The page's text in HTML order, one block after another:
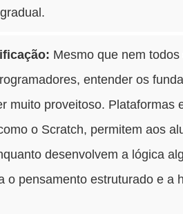
Mesmo que nem
entender os
muito proveitoso. Plataformas
o Scratch, permitem aos
desenvolvem a lógica
o pensamento estruturado e a